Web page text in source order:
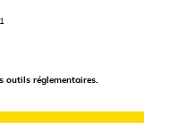
outils réglementaires.